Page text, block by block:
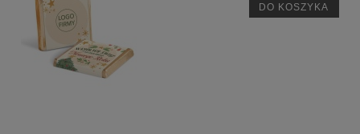
DO KOSZYKA